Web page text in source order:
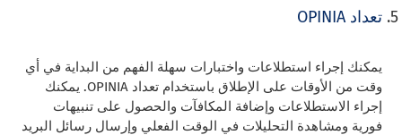
تعداد OPINIA
يمكنك إجراء استطلاعات واختبارات سهلة الفهم من البداية في أي
وقت من الأوقات على الإطلاق باستخدام تعداد OPINIA. يمكنك
إجراء الاستطلاعات وإضافة المكافآت والحصول على تنبيهات
فورية ومشاهدة التحليلات في الوقت الفعلي وإرسال رسائل البريد